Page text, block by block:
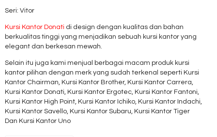
Seri: Vitor
Kursi Kantor Donati di design dengan kualitas dan bahan
berkualitas tinggi yang menjadikan sebuah kursi kantor yang
elegant dan berkesan mewah.
Selain itu juga kami menjual berbagai macam produk kursi
kantor pilihan dengan merk yang sudah terkenal seperti Kursi
Kantor Chairman, Kursi Kantor Brother, Kursi Kantor Carrera,
Kursi Kantor Donati, Kursi Kantor Ergotec, Kursi Kantor Fantoni,
Kursi Kantor High Point, Kursi Kantor Ichiko, Kursi Kantor Indachi,
Kursi Kantor Savello, Kursi Kantor Subaru, Kursi Kantor Tiger
Dan Kursi Kantor Uno